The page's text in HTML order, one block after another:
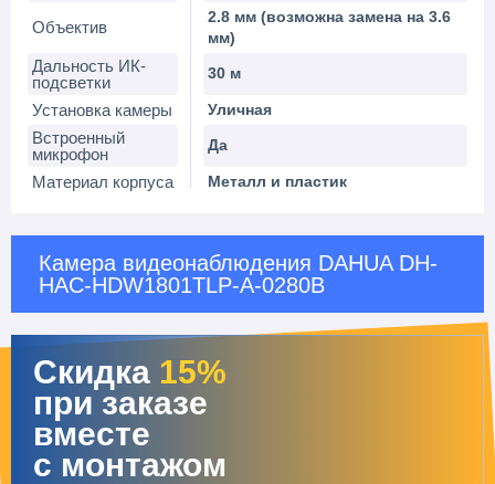
Объектив
2.8 мм (возможна замена на 3.6
мм)
Дальность ИК-
подсветки
30 м
Установка камеры Уличная
Встроенный
микрофон
Да
Материал корпуса Металл и пластик
Камера видеонаблюдения DAHUA DH-
HAC-HDW1801TLP-A-0280B
Скидка 15%
при заказе
вместе
с монтажом